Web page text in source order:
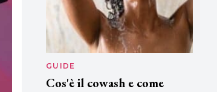
GUIDE
Cos'è il cowash e come